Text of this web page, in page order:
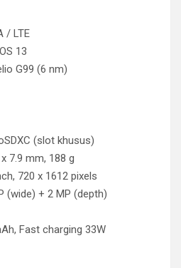
/ LTE
13
G99 (6 nm)
(slot khusus)
7.9 mm, 188 g
720 x 1612 pixels
(wide) + 2 MP (depth)
Fast charging 33W